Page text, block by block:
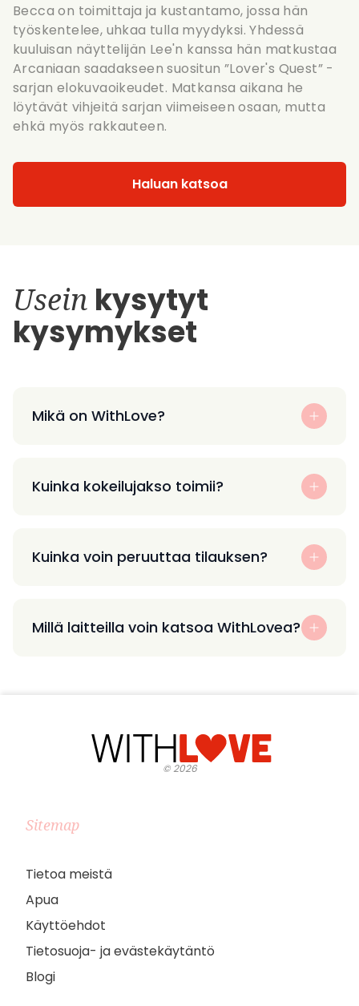
Becca on toimittaja ja kustantamo, jossa hän
työskentelee, uhkaa tulla myydyksi. Yhdessä
kuuluisan näyttelijän Lee'n kanssa hän matkustaa
Arcaniaan saadakseen suositun ”Lover's Quest” -
sarjan elokuvaoikeudet. Matkansa aikana he
löytävät vihjeitä sarjan viimeiseen osaan, mutta
ehkä myös rakkauteen.
Haluan katsoa
Usein kysytyt
kysymykset
Mikä on WithLove?
Kuinka kokeilujakso toimii?
Kuinka voin peruuttaa tilauksen?
Millä laitteilla voin katsoa WithLovea?
©2026
Sitemap
Tietoa meistä
Apua
Käyttöehdot
Tietosuoja- ja evästekäytäntö
Blogi